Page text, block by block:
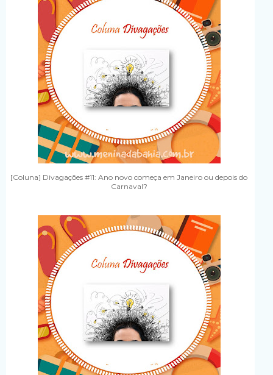
[Coluna] Divagações #11: Ano novo começa em Janeiro ou depois do
Carnaval?